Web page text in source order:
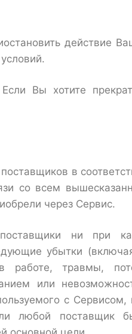
действие
Вы хотите
в
со всем
через Сервис.
ни при
убытки
работе, травмы,
или
с Сервисом,
любой поставщик